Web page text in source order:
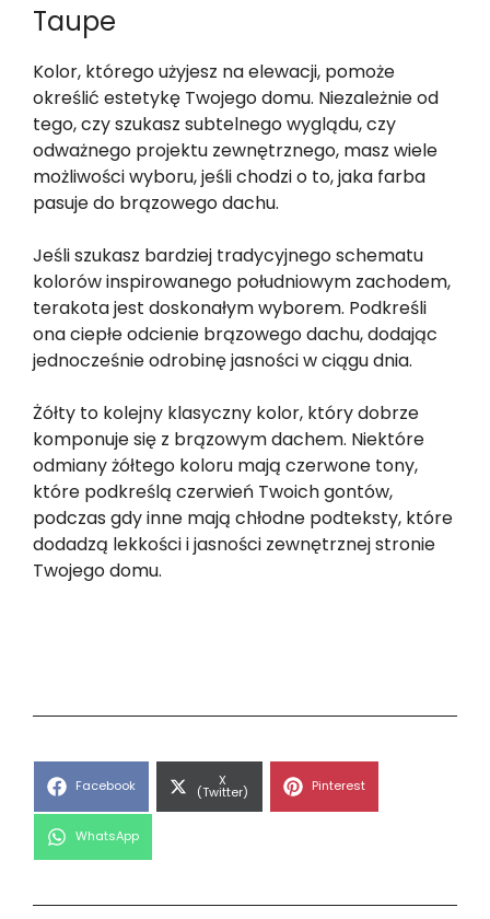
Taupe
Kolor, którego użyjesz na elewacji, pomoże
określić estetykę Twojego domu. Niezależnie od
tego, czy szukasz subtelnego wyglądu, czy
odważnego projektu zewnętrznego, masz wiele
możliwości wyboru, jeśli chodzi o to, jaka farba
pasuje do brązowego dachu.
Jeśli szukasz bardziej tradycyjnego schematu
kolorów inspirowanego południowym zachodem,
terakota jest doskonałym wyborem. Podkreśli
ona ciepłe odcienie brązowego dachu, dodając
jednocześnie odrobinę jasności w ciągu dnia.
Żółty to kolejny klasyczny kolor, który dobrze
komponuje się z brązowym dachem. Niektóre
odmiany żółtego koloru mają czerwone tony,
które podkreślą czerwień Twoich gontów,
podczas gdy inne mają chłodne podteksty, które
dodadzą lekkości i jasności zewnętrznej stronie
Twojego domu.
Share
Facebook Share
on
X
(Twitter) Share
Pinterest
Share
WhatsApp